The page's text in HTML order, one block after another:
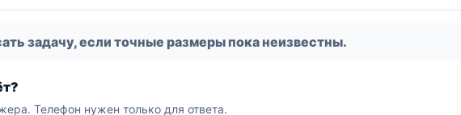
задачу, если точные размеры пока неизвестны.
Телефон нужен только для ответа.